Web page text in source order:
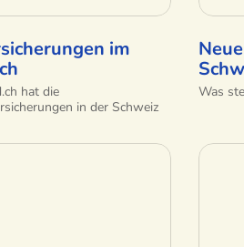
im
hat die
in der Schweiz
Was